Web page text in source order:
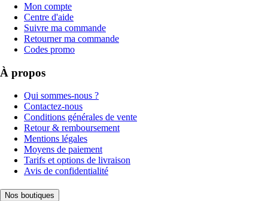
Mon compte
Centre d'aide
Suivre ma commande
Retourner ma commande
Codes promo
À propos
Qui sommes-nous ?
Contactez-nous
Conditions générales de vente
Retour & remboursement
Mentions légales
Moyens de paiement
Tarifs et options de livraison
Avis de confidentialité
Nos boutiques